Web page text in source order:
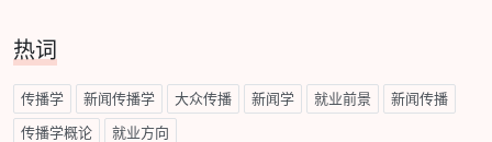
热词
传播学 新闻传播学 大众传播 新闻学 就业前景 新闻传播
传播学概论 就业方向